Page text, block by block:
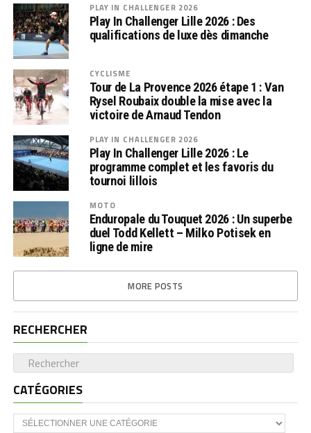
PLAY IN CHALLENGER 2026
Play In Challenger Lille 2026 : Des
qualifications de luxe dès dimanche
CYCLISME
Tour de La Provence 2026 étape 1 : Van
Rysel Roubaix double la mise avec la
victoire de Arnaud Tendon
PLAY IN CHALLENGER 2026
Play In Challenger Lille 2026 : Le
programme complet et les favoris du
tournoi lillois
MOTO
Enduropale du Touquet 2026 : Un superbe
duel Todd Kellett – Milko Potisek en
ligne de mire
MORE POSTS
RECHERCHER
CATÉGORIES
CATÉGORIES